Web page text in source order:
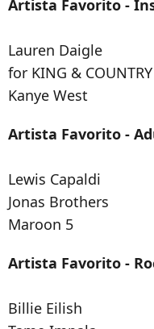
Artista Favorito -
Lauren Daigle
for KING & COUNTRY
Kanye West
Artista Favorito -
Lewis Capaldi
Jonas Brothers
Maroon 5
Artista Favorito -
Billie Eilish